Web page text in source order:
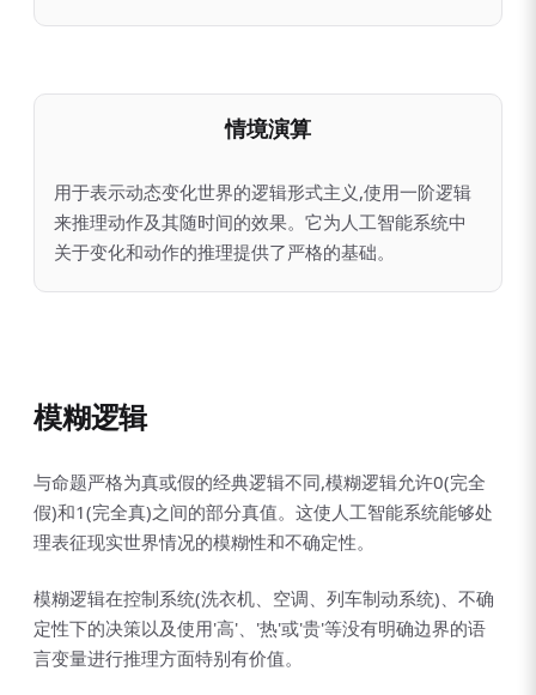
情境演算
用于表示动态变化世界的逻辑形式主义,使用一阶逻辑
来推理动作及其随时间的效果。它为人工智能系统中
关于变化和动作的推理提供了严格的基础。
模糊逻辑
与命题严格为真或假的经典逻辑不同,模糊逻辑允许0(完全
假)和1(完全真)之间的部分真值。这使人工智能系统能够处
理表征现实世界情况的模糊性和不确定性。
模糊逻辑在控制系统(洗衣机、空调、列车制动系统)、不确
定性下的决策以及使用'高'、'热'或'贵'等没有明确边界的语
言变量进行推理方面特别有价值。